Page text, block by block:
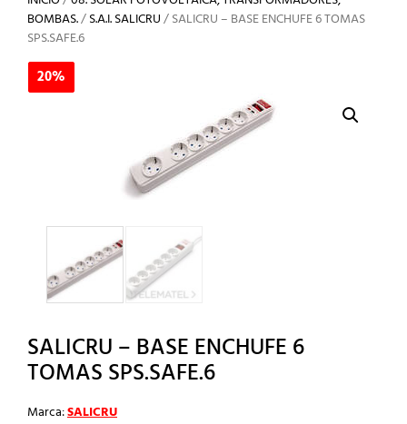
BOMBAS./S.A.I. SALICRU/ SALICRU – BASE ENCHUFE 6 TOMAS
SPS.SAFE.6
20%
SALICRU – BASE ENCHUFE 6
TOMAS SPS.SAFE.6
Marca:SALICRU
20%